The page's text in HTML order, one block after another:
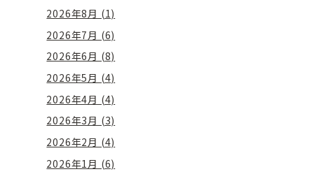
2026年8月 (1)
2026年7月 (6)
2026年6月 (8)
2026年5月 (4)
2026年4月 (4)
2026年3月 (3)
2026年2月 (4)
2026年1月 (6)